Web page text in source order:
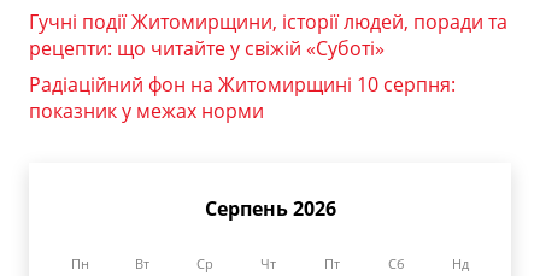
Гучні події Житомирщини, історії людей, поради та
рецепти: що читайте у свіжій «Суботі»
Радіаційний фон на Житомирщині 10 серпня:
показник у межах норми
Серпень 2026
Пн Вт Ср Чт Пт Сб Нд